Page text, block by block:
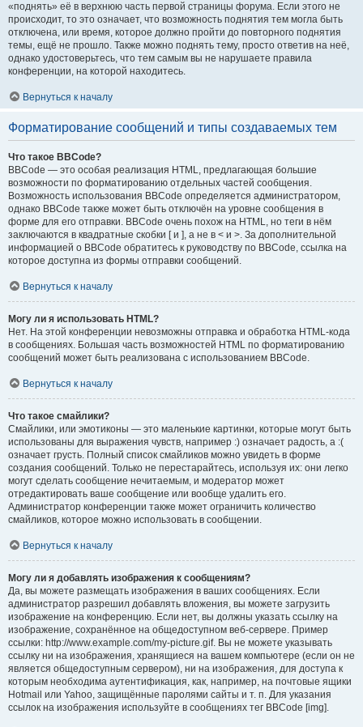
«поднять» её в верхнюю часть первой страницы форума. Если этого не
происходит, то это означает, что возможность поднятия тем могла быть
отключена, или время, которое должно пройти до повторного поднятия
темы, ещё не прошло. Также можно поднять тему, просто ответив на неё,
однако удостоверьтесь, что тем самым вы не нарушаете правила
конференции, на которой находитесь.
Вернуться к началу
Форматирование сообщений и типы создаваемых тем
Что такое BBCode?
BBCode — это особая реализация HTML, предлагающая большие
возможности по форматированию отдельных частей сообщения.
Возможность использования BBCode определяется администратором,
однако BBCode также может быть отключён на уровне сообщения в
форме для его отправки. BBCode очень похож на HTML, но теги в нём
заключаются в квадратные скобки [ и ], а не в < и >. За дополнительной
информацией о BBCode обратитесь к руководству по BBCode, ссылка на
которое доступна из формы отправки сообщений.
Вернуться к началу
Могу ли я использовать HTML?
Нет. На этой конференции невозможны отправка и обработка HTML-кода
в сообщениях. Большая часть возможностей HTML по форматированию
сообщений может быть реализована с использованием BBCode.
Вернуться к началу
Что такое смайлики?
Смайлики, или эмотиконы — это маленькие картинки, которые могут быть
использованы для выражения чувств, например :) означает радость, а :(
означает грусть. Полный список смайликов можно увидеть в форме
создания сообщений. Только не перестарайтесь, используя их: они легко
могут сделать сообщение нечитаемым, и модератор может
отредактировать ваше сообщение или вообще удалить его.
Администратор конференции также может ограничить количество
смайликов, которое можно использовать в сообщении.
Вернуться к началу
Могу ли я добавлять изображения к сообщениям?
Да, вы можете размещать изображения в ваших сообщениях. Если
администратор разрешил добавлять вложения, вы можете загрузить
изображение на конференцию. Если нет, вы должны указать ссылку на
изображение, сохранённое на общедоступном веб-сервере. Пример
ссылки: http://www.example.com/my-picture.gif. Вы не можете указывать
ссылку ни на изображения, хранящиеся на вашем компьютере (если он не
является общедоступным сервером), ни на изображения, для доступа к
которым необходима аутентификация, как, например, на почтовые ящики
Hotmail или Yahoo, защищённые паролями сайты и т. п. Для указания
ссылок на изображения используйте в сообщениях тег BBCode [img].